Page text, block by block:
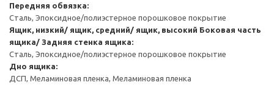
Передняя обвязка:
Сталь, Эпоксидное/полиэстерное порошковое покрытие
Ящик, низкий/ ящик, средний/ ящик, высокий Боковая часть
ящика/ Задняя стенка ящика:
Сталь, Эпоксидное/полиэстерное порошковое покрытие
Дно ящика:
ДСП, Меламиновая пленка, Меламиновая пленка